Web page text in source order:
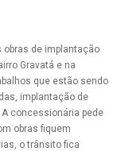
obras de implantação
Gravatá e na
que estão sendo
implantação de
concessionária pede
obras fiquem
o trânsito fica